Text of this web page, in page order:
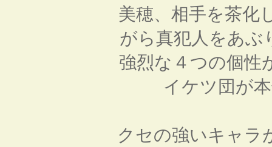
美穂、相手を茶化
がら真犯人をあぶ
強烈な４つの個性
イケツ団が
クセの強いキャラ